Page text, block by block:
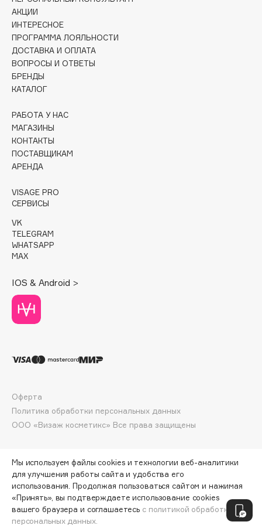
Collagenina
Consly
Corimo
CosRX
Cottolina
Crescina
D
d'Alba
DABO
DARLING*
Darphin
Davines
Dessange
Dior
Divage
Dolomit
Dr. Vranjes Firenze
DSD de Luxe
Dyson
ПО ЗОЛОТОЙ КАРТЕ:837 ₽
АКЦИИ
ИНТЕРЕСНОЕ
ПРОГРАММА ЛОЯЛЬНОСТИ
ДОСТАВКА И ОПЛАТА
ВОПРОСЫ И ОТВЕТЫ
БРЕНДЫ
КАТАЛОГ
РАБОТА У НАС
МАГАЗИНЫ
КОНТАКТЫ
ПОСТАВЩИКАМ
АРЕНДА
VISAGE PRO
СЕРВИСЫ
VK
TELEGRAM
WHATSAPP
MAX
IOS & Android >
ООО «Визаж косметикс» Все права защищены
Оферта
Политика обработки персональных данных
Мы используем файлы cookies и технологии веб-аналитики
для улучшения работы сайта и удобства его
использования. Продолжая пользоваться сайтом и нажимая
«Принять», вы подтверждаете использование cookies
вашего браузера и соглашаетесь с политикой обработки
персональных данных.